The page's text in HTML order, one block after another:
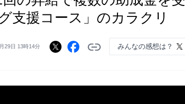
支援コース」のカラクリ
29日 13時14分 みんなの感想は？